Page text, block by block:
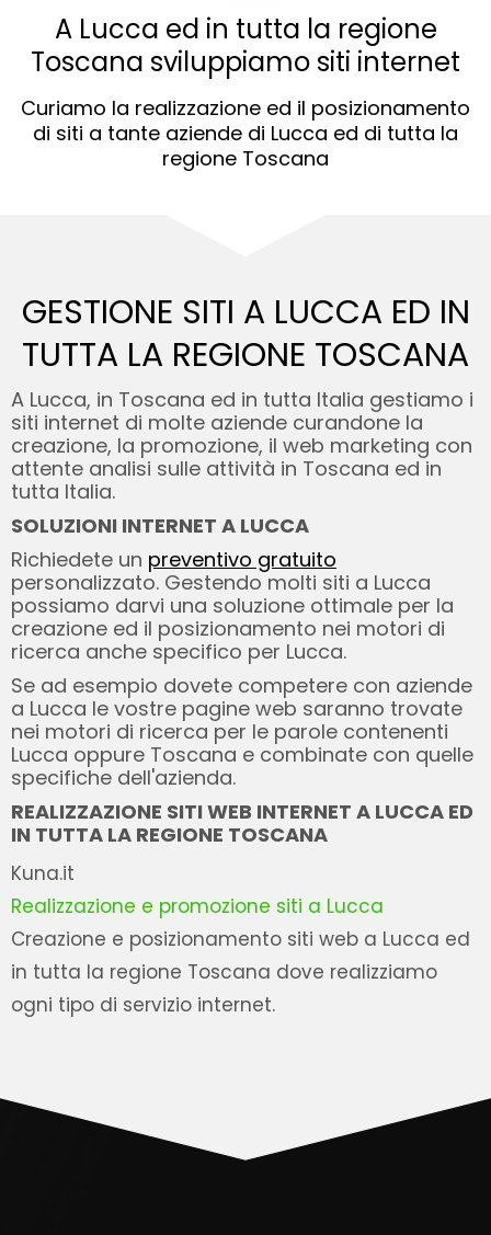
A Lucca ed in tutta la regione
Toscana sviluppiamo siti internet
Curiamo la realizzazione ed il posizionamento
di siti a tante aziende di Lucca ed di tutta la
regione Toscana
GESTIONE SITI A LUCCA ED IN
TUTTA LA REGIONE TOSCANA
A Lucca, in Toscana ed in tutta Italia gestiamo i
siti internet di molte aziende curandone la
creazione, la promozione, il web marketing con
attente analisi sulle attività in Toscana ed in
tutta Italia.
SOLUZIONI INTERNET A LUCCA
Richiedete un preventivo gratuito
personalizzato. Gestendo molti siti a Lucca
possiamo darvi una soluzione ottimale per la
creazione ed il posizionamento nei motori di
ricerca anche specifico per Lucca.
Se ad esempio dovete competere con aziende
a Lucca le vostre pagine web saranno trovate
nei motori di ricerca per le parole contenenti
Lucca oppure Toscana e combinate con quelle
specifiche dell'azienda.
REALIZZAZIONE SITI WEB INTERNET A LUCCA ED
IN TUTTA LA REGIONE TOSCANA
Kuna.it
Realizzazione e promozione siti a Lucca
Creazione e posizionamento siti web a Lucca ed
in tutta la regione Toscana dove realizziamo
ogni tipo di servizio internet.